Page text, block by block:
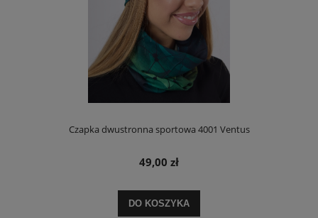
Czapka dwustronna sportowa 4001 Ventus
49,00 zł
DO KOSZYKA